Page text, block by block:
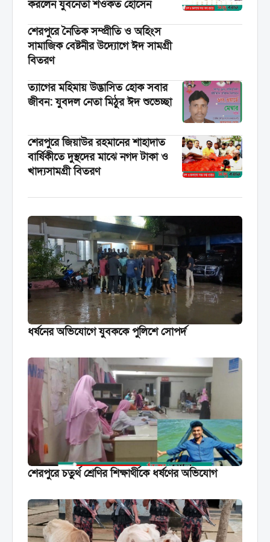
করলেন যুবনেতা শওকত হোসেন
শেরপুরে নৈতিক সম্প্রীতি ও অহিংস
সামাজিক বেষ্টনীর উদ্যোগে ঈদ সামগ্রী
বিতরণ
‎ত্যাগের মহিমায় উদ্ভাসিত হোক সবার
জীবন: যুবদল নেতা মিঠুর ঈদ শুভেচ্ছা
শেরপুরে জিয়াউর রহমানের শাহাদাত
বার্ষিকীতে দুস্থদের মাঝে নগদ টাকা ও
খাদ্যসামগ্রী বিতরণ
ধর্ষনের অভিযোগে যুবককে পুলিশে সোপর্দ
শেরপুরে চতুর্থ শ্রেণির শিক্ষার্থীকে ধর্ষণের অভিযোগ